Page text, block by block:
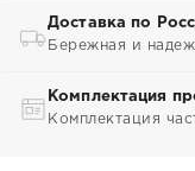
Доставка по
Бережная и
Комплектация
Комплектация